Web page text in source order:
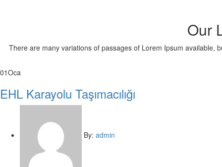
Our
There are many variations of passages of Lorem Ipsum available,
01Oca
EHL Karayolu Taşımacılığı
By: admin